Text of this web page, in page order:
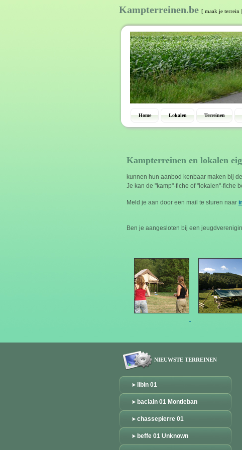
Kampterreinen.be [ maak je terrein
Home Lokalen Terreinen
Kampterreinen en lokalen
kunnen hun aanbod kenbaar maken bij
Je kan de "kamp"-fiche of "lokalen"-fiche
Meld je aan door een mail te sturen naar
Ben je aangesloten bij een
NIEUWSTE TERREINEN
libin 01
baclain 01 Montleban
chassepierre 01
beffe 01 Unknown